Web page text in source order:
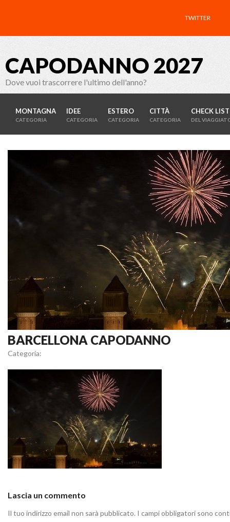
TWITTER
CAPODANNO 2027
Dove vuoi trascorrere l'ultimo dell'anno?
MONTAGNA
CATEGORIA
IDEE
CATEGORIA
ESTERO
CATEGORIA
CITTÀ
CATEGORIA
CHECK LIST
DEL
BARCELLONA CAPODANNO
Categoria:
Lascia un commento
Il tuo indirizzo email non sarà pubblicato. I campi obbligatori sono